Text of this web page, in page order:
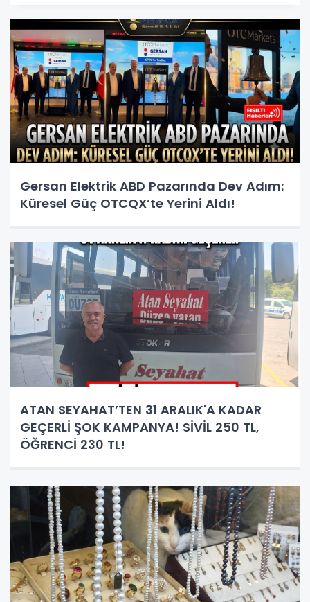
Gersan Elektrik ABD Pazarında Dev Adım:
Küresel Güç OTCQX’te Yerini Aldı!
ATAN SEYAHAT’TEN 31 ARALIK'A KADAR
GEÇERLİ ŞOK KAMPANYA! SİVİL 250 TL,
ÖĞRENCİ 230 TL!